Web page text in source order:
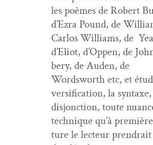
les poèmes de Robert
d’Ezra Pound, de
Car­los Williams, de
d’E­liot, d’Op­pen, de
bery, de Auden, de
Wordsworth etc, et
ver­si­fi­ca­tion, la
dis­jonc­tion, toute
tech­nique qu’à
ture le lecteur